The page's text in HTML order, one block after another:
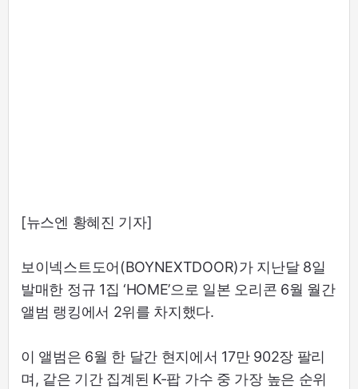
[뉴스엔 황혜진 기자]
보이넥스트도어(BOYNEXTDOOR)가 지난달 8일
발매한 정규 1집 ‘HOME’으로 일본 오리콘 6월 월간
앨범 랭킹에서 2위를 차지했다.
이 앨범은 6월 한 달간 현지에서 17만 902장 팔리
며, 같은 기간 집계된 K-팝 가수 중 가장 높은 순위